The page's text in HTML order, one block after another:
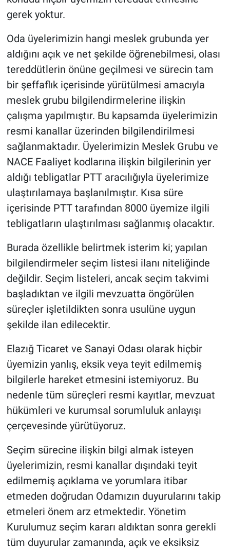
gerek yoktur.
Oda üyelerimizin hangi meslek grubunda yer
aldığını açık ve net şekilde öğrenebilmesi, olası
tereddütlerin önüne geçilmesi ve sürecin tam
bir şeffaflık içerisinde yürütülmesi amacıyla
meslek grubu bilgilendirmelerine ilişkin
çalışma yapılmıştır. Bu kapsamda üyelerimizin
resmi kanallar üzerinden bilgilendirilmesi
sağlanmaktadır. Üyelerimizin Meslek Grubu ve
NACE Faaliyet kodlarına ilişkin bilgilerinin yer
aldığı tebligatlar PTT aracılığıyla üyelerimize
ulaştırılamaya başlanılmıştır. Kısa süre
içerisinde PTT tarafından 8000 üyemize ilgili
tebligatların ulaştırılması sağlanmış olacaktır.
Burada özellikle belirtmek isterim ki; yapılan
bilgilendirmeler seçim listesi ilanı niteliğinde
değildir. Seçim listeleri, ancak seçim takvimi
başladıktan ve ilgili mevzuatta öngörülen
süreçler işletildikten sonra usulüne uygun
şekilde ilan edilecektir.
Elazığ Ticaret ve Sanayi Odası olarak hiçbir
üyemizin yanlış, eksik veya teyit edilmemiş
bilgilerle hareket etmesini istemiyoruz. Bu
nedenle tüm süreçleri resmi kayıtlar, mevzuat
hükümleri ve kurumsal sorumluluk anlayışı
çerçevesinde yürütüyoruz.
Seçim sürecine ilişkin bilgi almak isteyen
üyelerimizin, resmi kanallar dışındaki teyit
edilmemiş açıklama ve yorumlara itibar
etmeden doğrudan Odamızın duyurularını takip
etmeleri önem arz etmektedir. Yönetim
Kurulumuz seçim kararı aldıktan sonra gerekli
tüm duyurular zamanında, açık ve eksiksiz